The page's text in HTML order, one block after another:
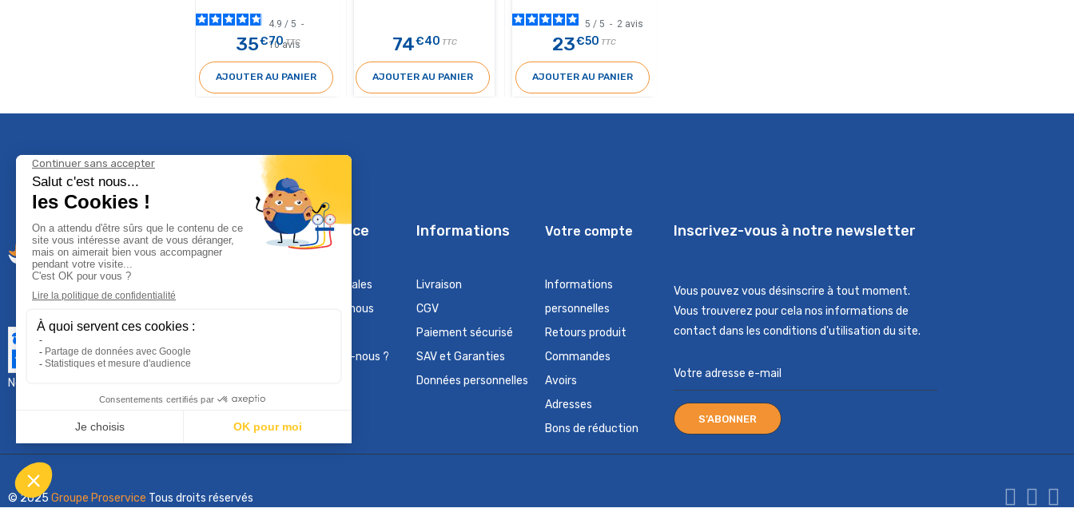
4.9 / 5 -
10avis
35€70TTC
AJOUTER AU PANIER
74€40 TTC
AJOUTER AU PANIER
5 / 5 - 2 avis
23€50 TTC
AJOUTER AU PANIER
Nous contacter :
Climservice
Mentions légales
Contactez-nous
Qui sommes-nous ?
Informations
Livraison
CGV
Paiement sécurisé
SAV et Garanties
Données personnelles
Votre compte
Informations
personnelles
Retours produit
Commandes
Avoirs
Adresses
Bons de réduction
Inscrivez-vous à notre newsletter
Vous pouvez vous désinscrire à tout moment.
Vous trouverez pour cela nos informations de
contact dans les conditions d'utilisation du site.
© 2025 Groupe Proservice Tous droits réservés